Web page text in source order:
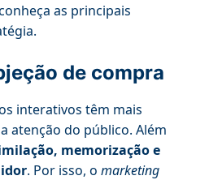
as principais
de compra
interativos têm mais
atenção do público. Além
memorização e
. Por isso, o marketing